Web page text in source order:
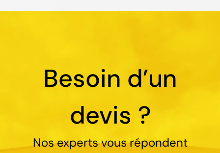
Besoin d’un
devis ?
Nos experts vous répondent